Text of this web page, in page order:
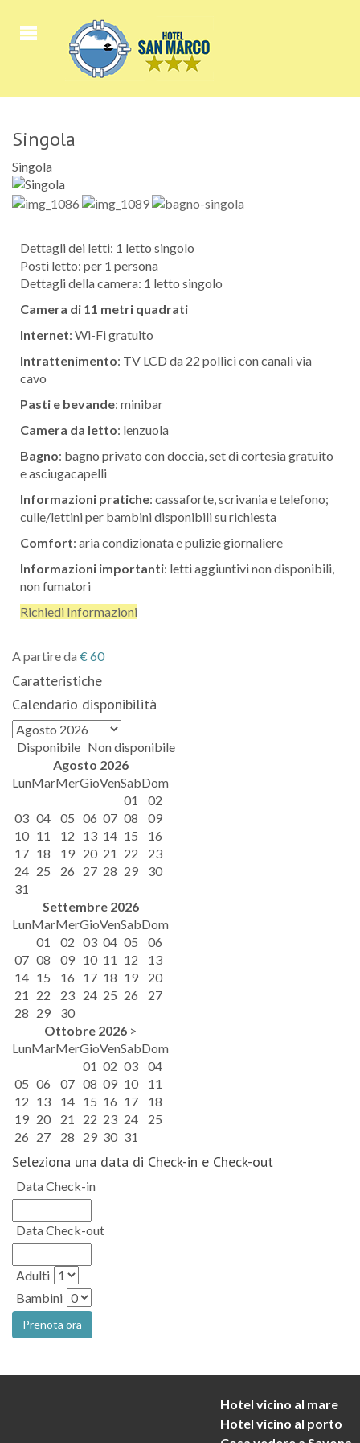
Singola
Singola
Dettagli dei letti: 1 letto singolo
Posti letto: per 1 persona
Dettagli della camera: 1 letto singolo
Camera di 11 metri quadrati
Internet: Wi-Fi gratuito
Intrattenimento: TV LCD da 22 pollici con canali via
cavo
Pasti e bevande: minibar
Camera da letto: lenzuola
Bagno: bagno privato con doccia, set di cortesia gratuito
e asciugacapelli
Informazioni pratiche: cassaforte, scrivania e telefono;
culle/lettini per bambini disponibili su richiesta
Comfort: aria condizionata e pulizie giornaliere
Informazioni importanti: letti aggiuntivi non disponibili,
non fumatori
Richiedi Informazioni
A partire da €60
Caratteristiche
Calendario disponibilità
Disponibile Non disponibile
Agosto 2026
LunMarMerGioVenSabDom
01
02
03 04 05 06 07 08
09
10 11 12 13 14 15
16
17 18 19 20 21 22
23
24 25 26 27 28 29
30
31
Settembre 2026
LunMarMerGioVenSabDom
01
02 03 04 05
06
07 08 09 10 11 12
13
14 15 16 17 18 19
20
21
22 23 24 25 26
27
28 29
30
Ottobre 2026 >
LunMarMerGioVenSabDom
01 02 03
04
05 06 07 08 09 10
11
12 13 14 15 16 17
18
19 20 21 22 23 24
25
26 27 28 29 30 31
Seleziona una data di Check-in e Check-out
Data Check-in
Data Check-out
Adulti
Bambini
Hotel vicino al mare
Hotel vicino al porto